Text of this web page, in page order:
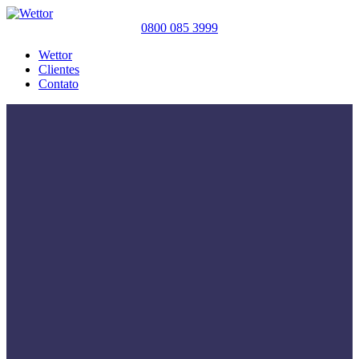
0800 085 3999
Wettor
Clientes
Contato